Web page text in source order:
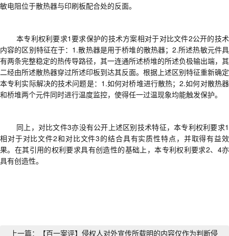
敏电阻位于散热器与印刷板配合处的反面。
本专利权利要求1要求保护的技术方案相对于对比文件2公开的技术
内容的区别特征在于：1.散热器是用于桥堆的散热器；2.所述热敏元件具
有两条完整稳定的热传导路径，其一连通所述桥堆的所述负极输出端，其
二经由所述散热器穿过所述印板到达其反面。根据上述区别特征重新确定
本专利实际解决的技术问题是：1.如何对桥堆进行散热；2.如何对散热器
和桥堆两个元件同时进行温度监控，使得任一过温现象均能触发保护。
同上， 对比文件3亦没有公开上述区别技术特征，本专利权利要求1
相对于对比文件2和对比文件3的结合具有实质性特点，并取得有益效
果。 在其引用的权利要求具有创造性的基础上，本专利权利要求2、4亦
具有创造性。
上一篇：【百一案评】侵权人对外宣传所载明的内容仅作为判断侵